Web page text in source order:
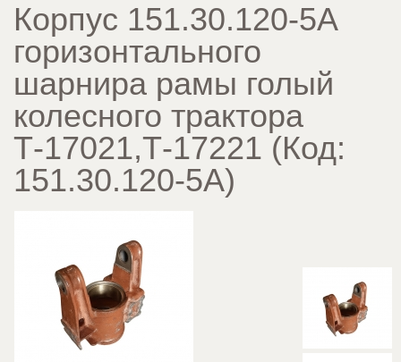
Корпус 151.30.120-5А
горизонтального
шарнира рамы голый
колесного трактора
Т-17021,Т-17221 (Код:
151.30.120-5А)